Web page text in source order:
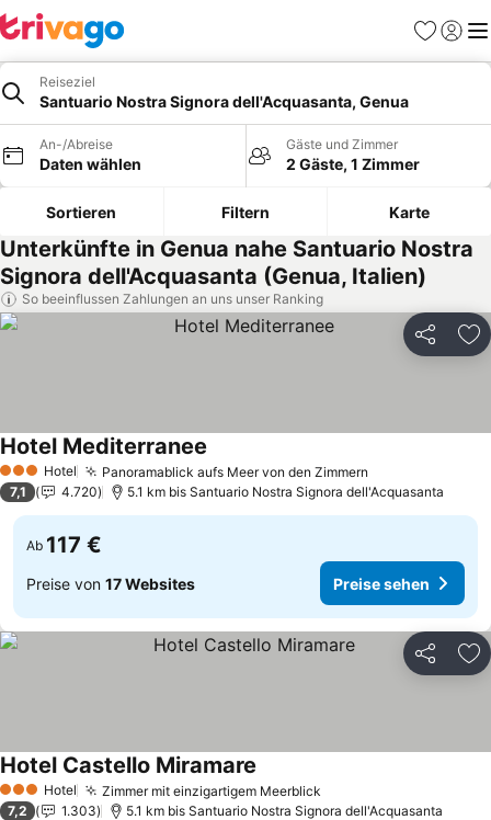
Favoriten
Reiseziel
Santuario Nostra Signora dell'Acquasanta, Genua
An-/Abreise
Daten wählen
Gäste und Zimmer
2 Gäste, 1 Zimmer
Sortieren Filtern Karte
Unterkünfte in Genua nahe Santuario Nostra
Signora dell'Acquasanta (Genua, Italien)
So beeinflussen Zahlungen an uns unser Ranking
Teilen
3 SterneHotel Panoramablick aufs Meer von den Zimmern
Hotel Mediterranee
7,1 4.720 5.1 km bis Santuario Nostra Signora dell'Acquasanta
Ab 117 €
Preise von 17 Websites Preise sehen
Teilen
3 SterneHotel Zimmer mit einzigartigem Meerblick
Hotel Castello Miramare
7,2 1.303 5.1 km bis Santuario Nostra Signora dell'Acquasanta